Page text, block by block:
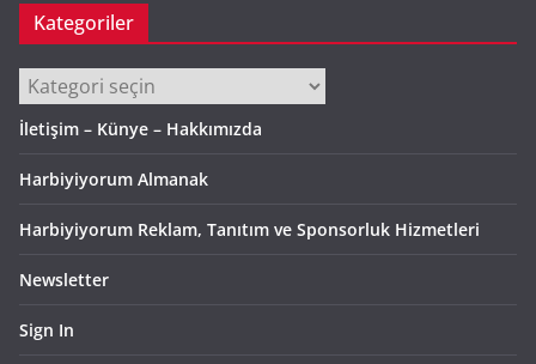
Kategoriler
Kategoriler
İletişim – Künye – Hakkımızda
Harbiyiyorum Almanak
Harbiyiyorum Reklam, Tanıtım ve Sponsorluk Hizmetleri
Newsletter
Sign In